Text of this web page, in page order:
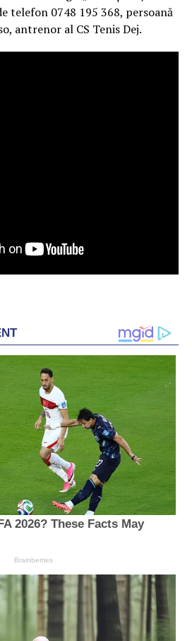
telefon 0748 195 368, persoană
antrenor al CS Tenis Dej.